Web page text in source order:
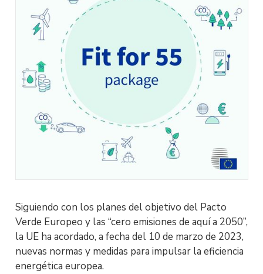
Siguiendo con los planes del objetivo del Pacto
Verde Europeo y las “cero emisiones de aquí a 2050”,
la UE ha acordado, a fecha del 10 de marzo de 2023,
nuevas normas y medidas para impulsar la eficiencia
energética europea.